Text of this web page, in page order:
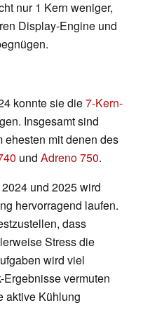
nur 1 Kern weniger,
Display-Engine und
konnte sie die7-Kern-
Insgesamt sind
ehesten mit denen des
und Adreno 750.
und 2025 wird
hervorragend laufen.
dass
Stress die
wird viel
vermuten
aktive Kühlung